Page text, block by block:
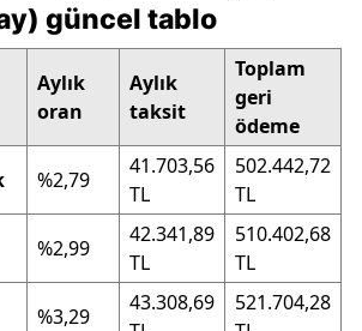
güncel tablo
Aylık
oran
Aylık
taksit
Toplam
geri
ödeme
%2,79
41.703,56
TL
502.442,72
TL
%2,99
42.341,89
TL
510.402,68
TL
%3,29
43.308,69
521.704,28